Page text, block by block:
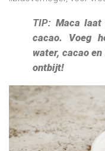
TIP: Maca laat
cacao. Voeg
water, cacao
ontbijt!